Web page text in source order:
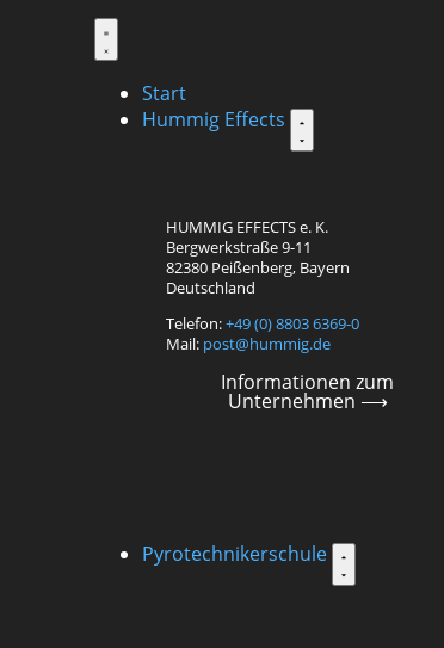
Start
Hummig Effects
HUMMIG EFFECTS e. K.
Bergwerkstraße 9-11
82380 Peißenberg, Bayern
Deutschland
Telefon:+49 (0) 8803 6369-0
Mail: post@hummig.de
Informationen zum
Unternehmen ⟶
Pyrotechnikerschule